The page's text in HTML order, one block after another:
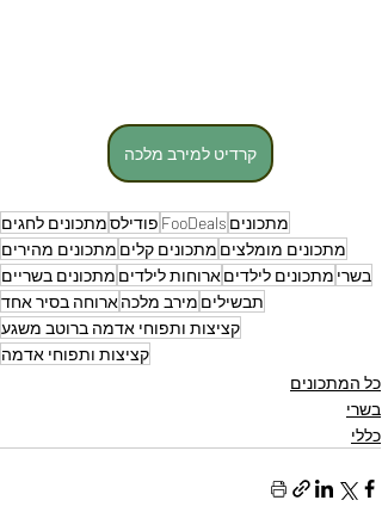
קרדיט למירב מלכה
מתכונים FooDeals פודילסמתכונים לחגים
מתכונים מומלצים מתכונים קלים מתכונים מהירים
בשרי מתכונים לילדיםארוחות לילדים מתכונים בשריים
תבשילים מירב מלכהארוחה בסיר אחד
קציצות ותפוחי אדמה ברוטב משגע
קציצות ותפוחי אדמה
כל המתכונים
בשרי
כללי